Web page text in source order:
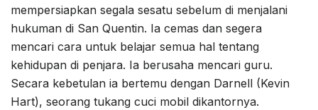
mempersiapkan segala sesatu sebelum di menjalani
hukuman di San Quentin. Ia cemas dan segera
mencari cara untuk belajar semua hal tentang
kehidupan di penjara. Ia berusaha mencari guru.
Secara kebetulan ia bertemu dengan Darnell (Kevin
Hart), seorang tukang cuci mobil dikantornya.